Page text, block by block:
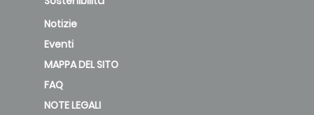
TWIN AIR DF
Notizie
Eventi
MAPPA DEL SITO
FAQ
NOTE LEGALI